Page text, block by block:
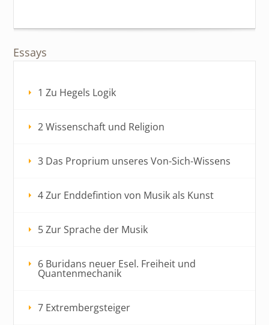
Essays
1 Zu Hegels Logik
2 Wissenschaft und Religion
3 Das Proprium unseres Von-Sich-Wissens
4 Zur Enddefintion von Musik als Kunst
5 Zur Sprache der Musik
6 Buridans neuer Esel. Freiheit und
Quantenmechanik
7 Extrembergsteiger